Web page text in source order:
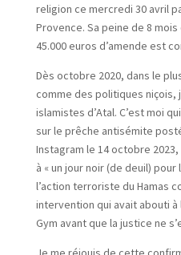
religion ce mercredi 30 avril
Provence. Sa peine de 8
45.000 euros d’amende est
Dès octobre 2020, dans le
comme des politiques niçois,
islamistes d’Atal. C’est moi
sur le prêche antisémite
Instagram le 14 octobre
à « un jour noir (de deuil)
l’action terroriste du Hamas
intervention qui avait abouti
Gym avant que la justice ne